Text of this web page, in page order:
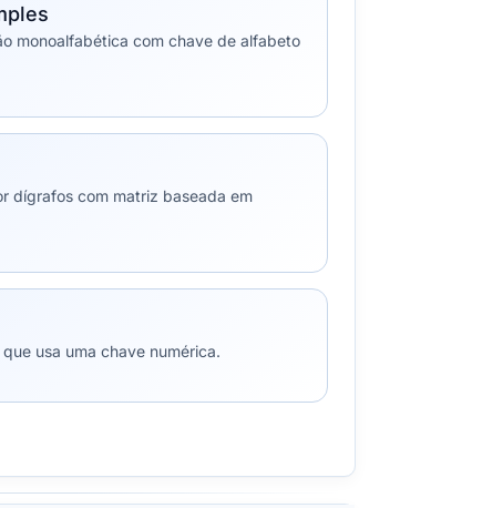
monoalfabética com chave de alfabeto
dígrafos com matriz baseada em
usa uma chave numérica.